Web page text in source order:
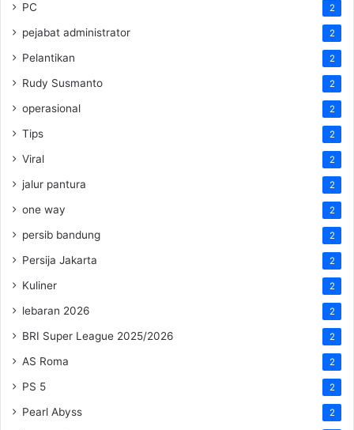
PC 2
pejabat administrator 2
Pelantikan 2
Rudy Susmanto 2
operasional 2
Tips 2
Viral 2
jalur pantura 2
one way 2
persib bandung 2
Persija Jakarta 2
Kuliner 2
lebaran 2026 2
BRI Super League 2025/2026 2
AS Roma 2
PS 5 2
Pearl Abyss 2